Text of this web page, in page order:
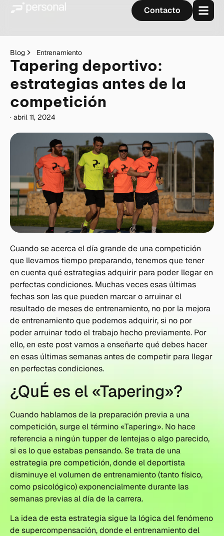
Contacto
Blog Entrenamiento
Tapering deportivo:
estrategias antes de la
competición
· abril 11, 2024
Cuando se acerca el día grande de una competición
que llevamos tiempo preparando, tenemos que tener
en cuenta qué estrategias adquirir para poder llegar en
perfectas condiciones. Muchas veces esas últimas
fechas son las que pueden marcar o arruinar el
resultado de meses de entrenamiento, no por la mejora
de entrenamiento que podemos adquirir, si no por
poder arruinar todo el trabajo hecho previamente. Por
ello, en este post vamos a enseñarte qué debes hacer
en esas últimas semanas antes de competir para llegar
en perfectas condiciones.
¿QuÉ es el «Tapering»?
Cuando hablamos de la preparación previa a una
competición, surge el término «Tapering». No hace
referencia a ningún tupper de lentejas o algo parecido,
si es lo que estabas pensando. Se trata de una
estrategia pre competición, donde el deportista
disminuye el volumen de entrenamiento (tanto físico,
como psicológico) exponencialmente durante las
semanas previas al día de la carrera.
La idea de esta estrategia sigue la lógica del fenómeno
de supercompensación, donde el entrenamiento del